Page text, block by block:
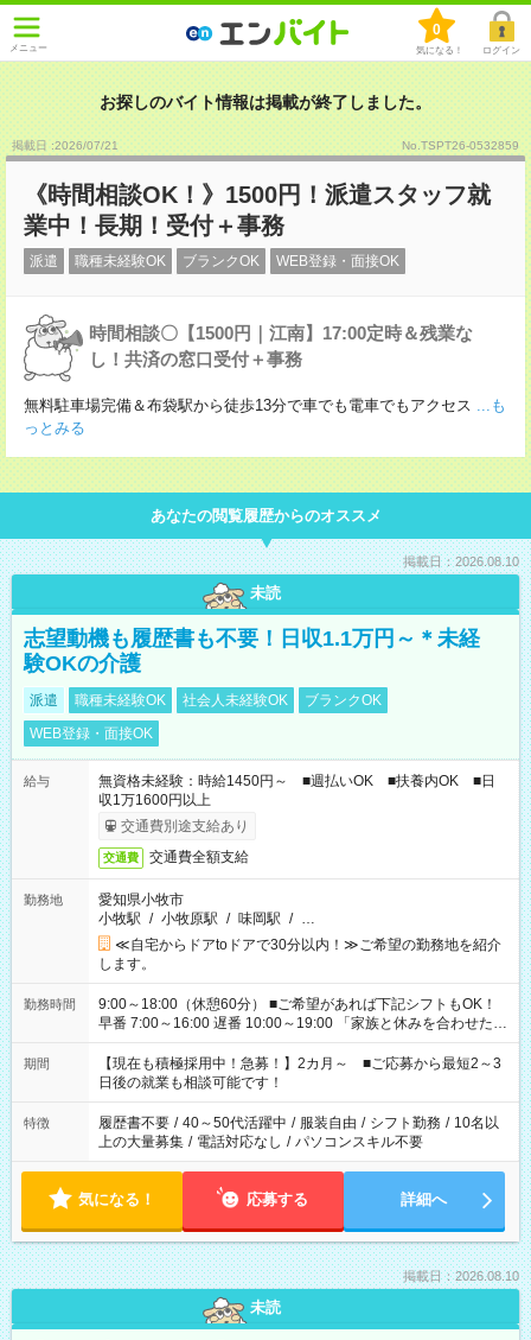
メニュー
0
気になる！ ログイン
お探しのバイト情報は掲載が終了しました。
掲載日 :2026/07/21 No.TSPT26-0532859
《時間相談OK！》1500円！派遣スタッフ就
業中！長期！受付＋事務
派遣 職種未経験OK ブランクOK WEB登録・面接OK
時間相談〇【1500円｜江南】17:00定時＆残業な
し！共済の窓口受付＋事務
無料駐車場完備＆布袋駅から徒歩13分で車でも電車でもアクセス ...も
っとみる
あなたの閲覧履歴からのオススメ
掲載日：2026.08.10
未読
志望動機も履歴書も不要！日収1.1万円～＊未経
験OKの介護
派遣 職種未経験OK 社会人未経験OK
ブランクOK
WEB登録・面接OK
給与
無資格未経験：時給1450円～ ■週払いOK ■扶養内OK ■日
収1万1600円以上
交通費別途支給あり
交通費 交通費全額支給
勤務地
愛知県小牧市
小牧駅 / 小牧原駅 / 味岡駅 / …
≪自宅からドアtoドアで30分以内！≫ご希望の勤務地を紹介
します。
勤務時間
9:00～18:00（休憩60分） ■ご希望があれば下記シフトもOK！
早番 7:00～16:00 遅番 10:00～19:00 「家族と休みを合わせた
い」 「余裕を持って夕飯の準備がしたい」 「できれば残業はし
たくない」 など、ご希望を教えてくださいね。 ※Wワーク希望
の方へ 今ご覧のお仕事で希望する勤務時間と、もう1つのお仕事
の勤務時間。 合計で週40時間を超える場合は応募できません。
期間
【現在も積極採用中！急募！】2カ月～ ■ご応募から最短2～3
日後の就業も相談可能です！
特徴 履歴書不要 / 40～50代活躍中 / 服装自由 / シフト勤務 / 10名以
上の大量募集 / 電話対応なし / パソコンスキル不要
気になる！ 応募する 詳細へ
掲載日：2026.08.10
未読